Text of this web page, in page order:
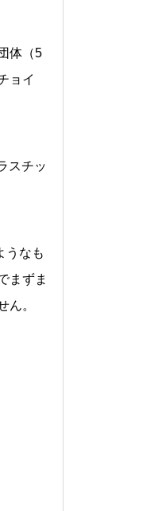
体（5
ョイ
スチッ
うなも
まずま
ん。